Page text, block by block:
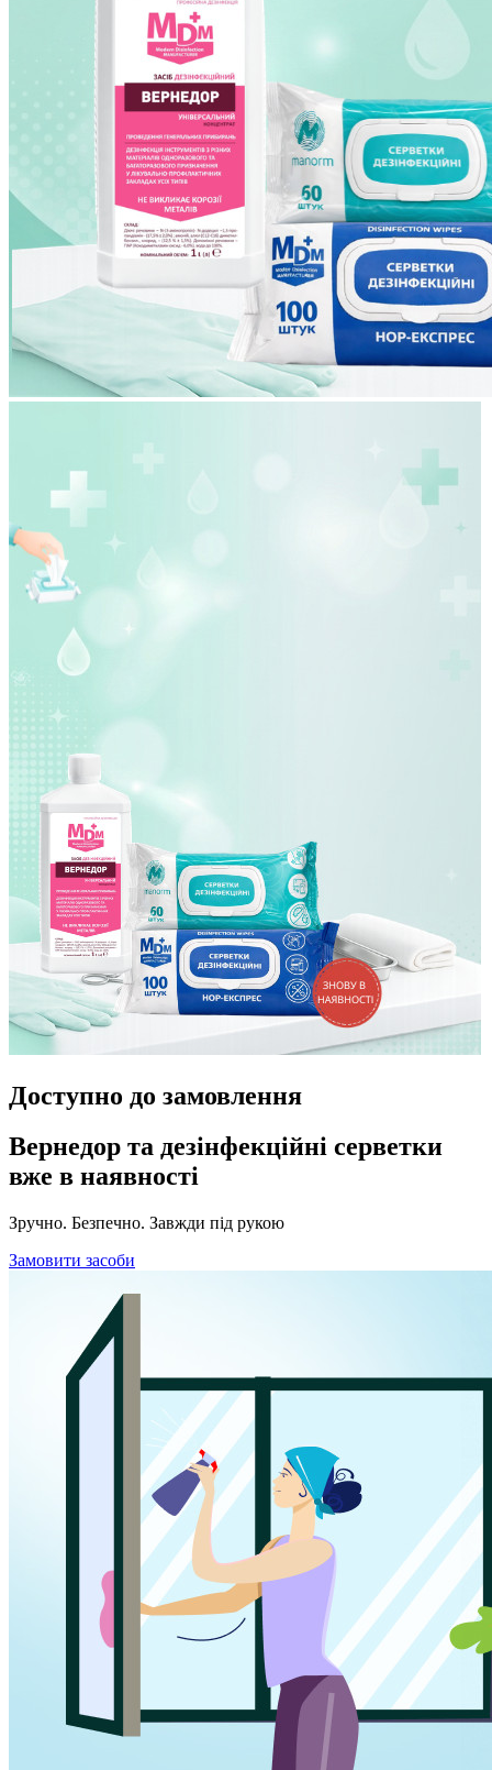
Доступно до замовлення
Вернедор та дезінфекційні серветки
вже в наявності
Зручно. Безпечно. Завжди під рукою
Замовити засоби